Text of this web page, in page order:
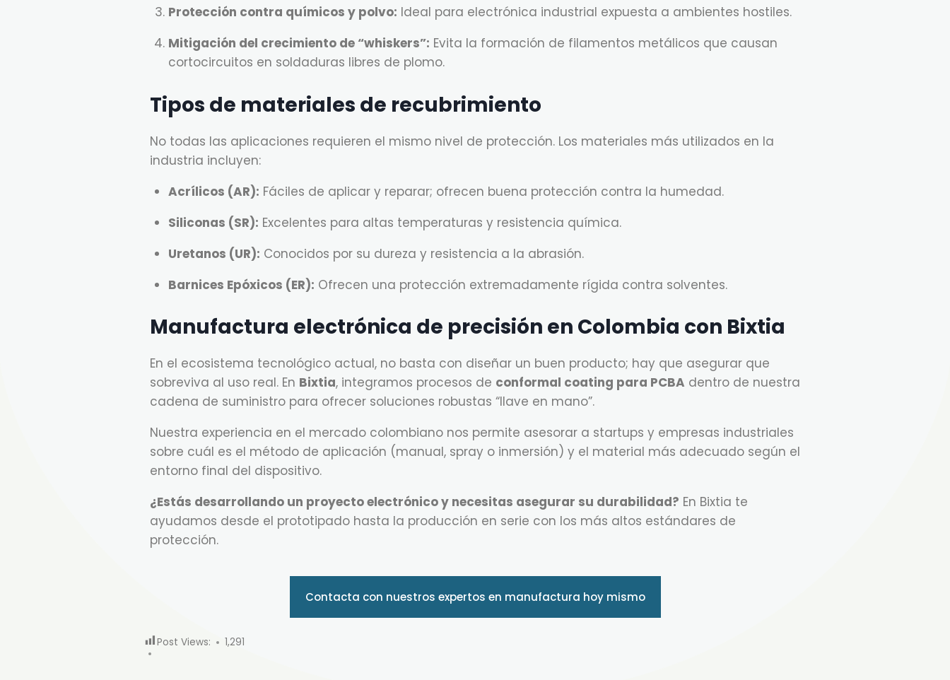
Protección contra químicos y polvo: Ideal para electrónica industrial expuesta a ambientes hostiles.
Mitigación del crecimiento de “whiskers”: Evita la formación de filamentos metálicos que causan
cortocircuitos en soldaduras libres de plomo.
Tipos de materiales de recubrimiento
No todas las aplicaciones requieren el mismo nivel de protección. Los materiales más utilizados en la
industria incluyen:
Acrílicos (AR): Fáciles de aplicar y reparar; ofrecen buena protección contra la humedad.
Siliconas (SR): Excelentes para altas temperaturas y resistencia química.
Uretanos (UR): Conocidos por su dureza y resistencia a la abrasión.
Barnices Epóxicos (ER): Ofrecen una protección extremadamente rígida contra solventes.
Manufactura electrónica de precisión en Colombia con Bixtia
En el ecosistema tecnológico actual, no basta con diseñar un buen producto; hay que asegurar que
sobreviva al uso real. En Bixtia, integramos procesos de conformal coating para PCBA dentro de nuestra
cadena de suministro para ofrecer soluciones robustas “llave en mano”.
Nuestra experiencia en el mercado colombiano nos permite asesorar a startups y empresas industriales
sobre cuál es el método de aplicación (manual, spray o inmersión) y el material más adecuado según el
entorno final del dispositivo.
¿Estás desarrollando un proyecto electrónico y necesitas asegurar su durabilidad? En Bixtia te
ayudamos desde el prototipado hasta la producción en serie con los más altos estándares de
protección.
Contacta con nuestros expertos en manufactura hoy mismo
Post Views: 1,291